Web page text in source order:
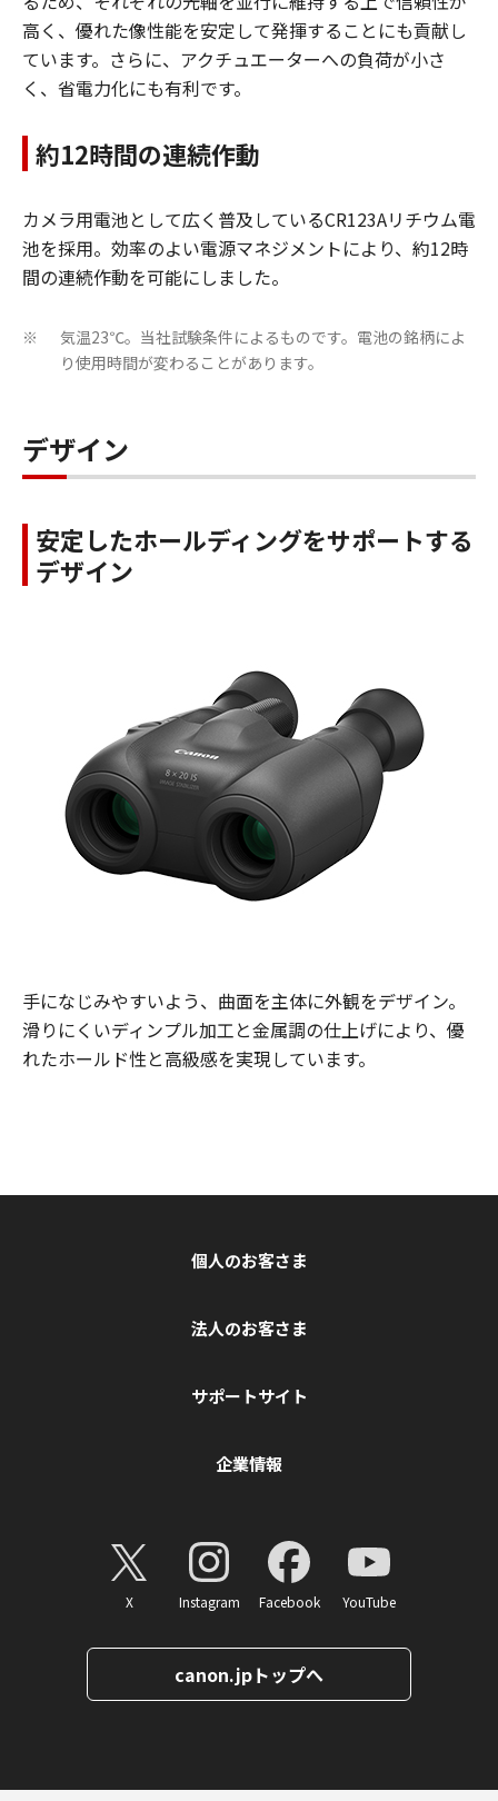
高く、優れた像性能を安定して発揮することにも貢献し
ています。さらに、アクチュエーターへの負荷が小さ
く、省電力化にも有利です。
約12時間の連続作動
カメラ用電池として広く普及しているCR123Aリチウム電
池を採用。効率のよい電源マネジメントにより、約12時
間の連続作動を可能にしました。
※
気温23℃。当社試験条件によるものです。電池の銘柄によ
り使用時間が変わることがあります。
デザイン
安定したホールディングをサポートする
デザイン
手になじみやすいよう、曲面を主体に外観をデザイン。
滑りにくいディンプル加工と金属調の仕上げにより、優
れたホールド性と高級感を実現しています。
個人のお客さま
法人のお客さま
サポートサイト
企業情報
X Instagram Facebook YouTube
canon.jpトップへ